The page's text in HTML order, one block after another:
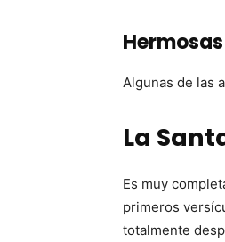
Algunas de las
La
Es muy
primeros
totalmente